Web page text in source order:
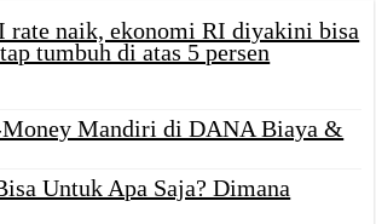
rate naik, ekonomi RI diyakini bisa
tumbuh di atas 5 persen
Money Mandiri di DANA Biaya &
Untuk Apa Saja? Dimana